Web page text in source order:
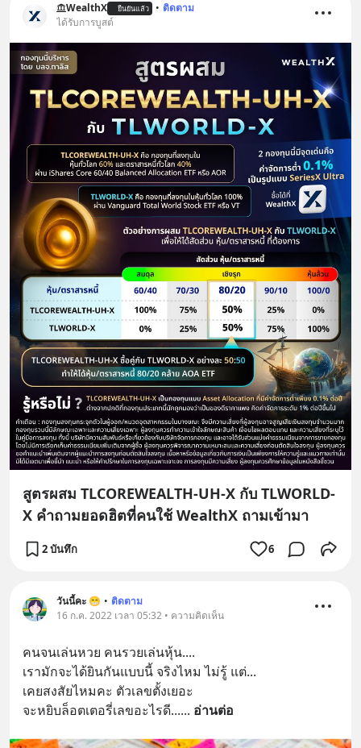
WealthX ยืนยันแล้ว • ติดตาม
ได้รับการบูสต์
สูตรผสม TLCOREWEALTH-UH-X กับ TLWORLD-
X คำถามยอดฮิตที่คนใช้ WealthX ถามเข้ามา
2 บันทึก 6
วันนี้คะ 😁 • ติดตาม
16 ก.ค. 2022 เวลา 05:32 • ความคิดเห็น
คนจนเล่นหวย คนรวยเล่นหุ้น....
เรามักจะได้ยินกันแบบนี้ จริงไหม ไม่รู้ แต่...
เคยสงสัยไหมคะ ตัวเลขตั้งเยอะ
จะหยิบล็อตเตอรี่เลขอะไรดี...... อ่านต่อ